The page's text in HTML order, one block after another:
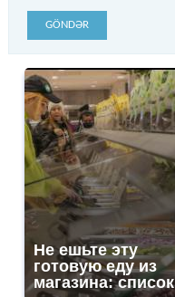
GÖNDƏR
Не ешьте эту
готовую еду из
магазина: список